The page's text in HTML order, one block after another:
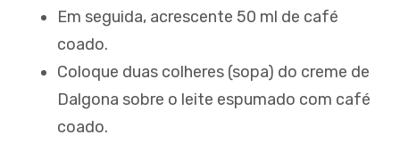
Em seguida, acrescente 50 ml de café
coado.
Coloque duas colheres (sopa) do creme de
Dalgona sobre o leite espumado com café
coado.